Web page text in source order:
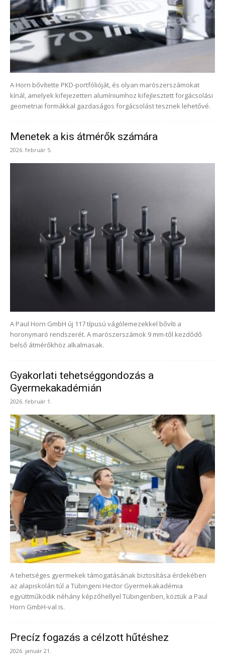
A Horn bővítette PKD-portfólióját, és olyan marószerszámokat
kínál, amelyek kifejezetten alumíniumhoz kifejlesztett forgácsolási
geometriai formákkal gazdaságos forgácsolást tesznek lehetővé.
Menetek a kis átmérők számára
2026. február 5.
A Paul Horn GmbH új 117 típusú vágólemezekkel bővíti a
horonymaró rendszerét. A marószerszámok 9 mm-től kezdődő
belső átmérőkhöz alkalmasak.
Gyakorlati tehetséggondozás a
Gyermekakadémián
2026. február 1.
A tehetséges gyermekek támogatásának biztosítása érdekében
az alapiskolán túl a Tübingeni Hector Gyermekakadémia
együttműködik néhány képzőhellyel Tübingenben, köztük a Paul
Horn GmbH-val is.
Precíz fogazás a célzott hűtéshez
2026. január 21.